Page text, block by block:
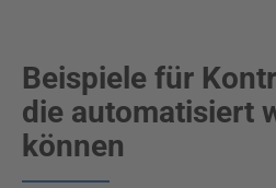
Beispiele für
die automatisiert
können